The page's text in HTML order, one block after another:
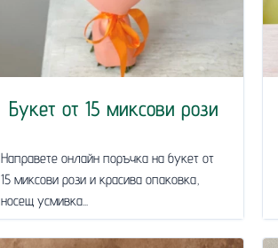
Букет от 15 миксови рози
Направете онлайн поръчка на букет от
15 миксови рози и красива опаковка,
носещ усмивка...